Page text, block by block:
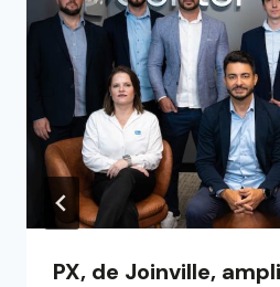
PX, de Joinville,